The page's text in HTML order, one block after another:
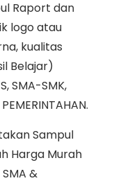
Raport dan
logo atau
kualitas
Belajar)
SMA-SMK,
Sampul
Harga Murah
&